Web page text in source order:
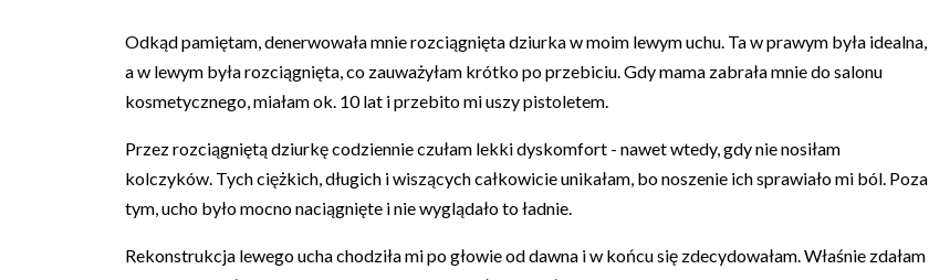
Odkąd pamiętam, denerwowała mnie rozciągnięta dziurka w moim lewym uchu. Ta w prawym była idealna,
a w lewym była rozciągnięta, co zauważyłam krótko po przebiciu. Gdy mama zabrała mnie do salonu
kosmetycznego, miałam ok. 10 lat i przebito mi uszy pistoletem.
Przez rozciągniętą dziurkę codziennie czułam lekki dyskomfort - nawet wtedy, gdy nie nosiłam
kolczyków. Tych ciężkich, długich i wiszących całkowicie unikałam, bo noszenie ich sprawiało mi ból. Poza
tym, ucho było mocno naciągnięte i nie wyglądało to ładnie.
Rekonstrukcja lewego ucha chodziła mi po głowie od dawna i w końcu się zdecydowałam. Właśnie zdałam